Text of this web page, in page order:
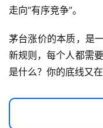
走向“有序竞争”。
茅台涨价的本质，是
新规则，每个人都需
是什么？你的底线又在